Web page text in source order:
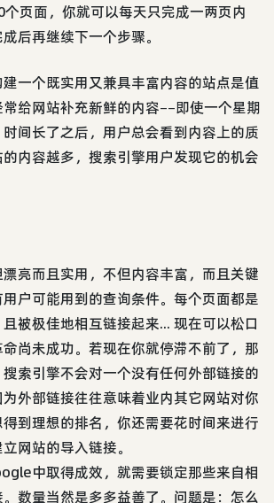
页面，你就可以每天只完成一两页内
后再继续下一个步骤。
一个既实用又兼具丰富内容的站点是值
给网站补充新鲜的内容––即使一个星期
间长了之后，用户总会看到内容上的质
内容越多，搜索引擎用户发现它的机会
亮而且实用，不但内容丰富，而且关键
户可能用到的查询条件。每个页面都是
被极佳地相互链接起来... 现在可以松口
尚未成功。若现在你就停滞不前了，那
索引擎不会对一个没有任何外部链接的
外部链接往往意味着业内其它网站对你
到理想的排名，你还需要花时间来进行
网站的导入链接。
中取得成效，就需要锁定那些来自相
数量当然是多多益善了。问题是：怎么